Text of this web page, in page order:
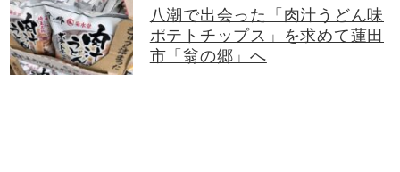
八潮で出会った「肉汁うどん味
ポテトチップス」を求めて蓮田
市「翁の郷」へ